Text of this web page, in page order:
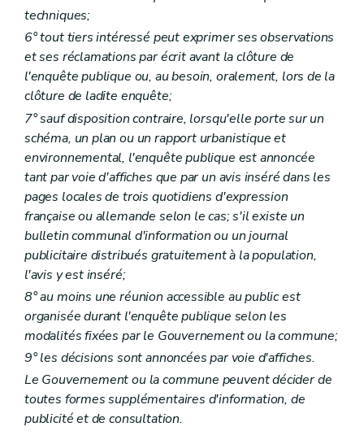
Art. 106
Chapitre III Des demandes de permis, des décisions et des recours
Section première Des autorités compétentes
Art. 107
Art. 108
Art. 109
Section 2 Des dérogations
Sous-section première Des dérogations au plan de secteur
Art. 110
Art. 110bis
Art. 111
Art. 112
Sous-section 2 Des autres dérogations
Art. 113
Sous-section 3 Des dispositions communes
Art. 114
Section 3
Art. 115
Art. 116
Section 4 De la décision du collège des bourgmestre et échevins
Art. 117
Section 5 De la saisine du fonctionnaire délégué
Art. 118
Section 6 Des recours
Art. 119
Art. 120
techniques;
6° tout tiers intéressé peut exprimer ses observations
et ses réclamations par écrit avant la clôture de
l'enquête publique ou, au besoin, oralement, lors de la
clôture de ladite enquête;
7° sauf disposition contraire, lorsqu'elle porte sur un
schéma, un plan ou un rapport urbanistique et
environnemental, l'enquête publique est annoncée
tant par voie d'affiches que par un avis inséré dans les
pages locales de trois quotidiens d'expression
française ou allemande selon le cas; s'il existe un
bulletin communal d'information ou un journal
publicitaire distribués gratuitement à la population,
l'avis y est inséré;
8° au moins une réunion accessible au public est
organisée durant l'enquête publique selon les
modalités fixées par le Gouvernement ou la commune;
9° les décisions sont annoncées par voie d'affiches.
Le Gouvernement ou la commune peuvent décider de
toutes formes supplémentaires d'information, de
publicité et de consultation.